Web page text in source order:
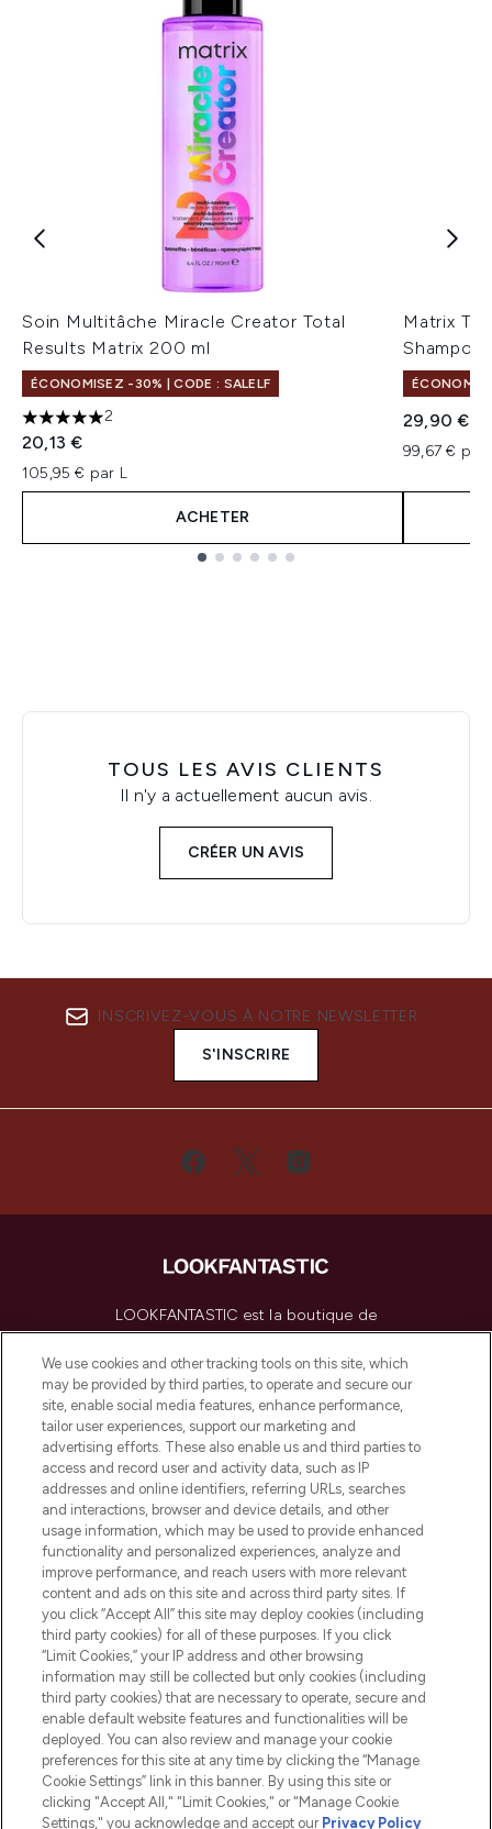
Soin Multitâche Miracle Creator Total
Results Matrix 200 ml
ÉCONOMISEZ -30% | CODE : SALELF
5 étoiles sur un maximum de 5
2
20,13 €
105,95 € par L
ACHETER
Matrix
29,90 €
99,67 € par
TOUS LES AVIS CLIENTS
Il n'y a actuellement aucun avis.
CRÉER UN AVIS
INSCRIVEZ-VOUS À NOTRE NEWSLETTER
S'INSCRIRE
LOOKFANTASTIC est la boutique de
beauté incontournable en Europe,
proposant les meilleurs produits de soins
de la peau, des cheveux et de maquillage
de plus de 200 marques prestigieuses.
Faites vos achats en ligne ou via
l’application, avec la livraison offerte dès
55€ d'achat.
Consentement aux cookies
Do Not Sell or Share My Personal
Information
AIDE ET INFORMATIONS
INFORMATIONS GÉNÉRALES
À PROPOS DE LOOKFANTASTIC
We use cookies and other tracking tools on this site, which
may be provided by third parties, to operate and secure our
site, enable social media features, enhance performance,
tailor user experiences, support our marketing and
advertising efforts. These also enable us and third parties to
access and record user and activity data, such as IP
addresses and online identifiers, referring URLs, searches
and interactions, browser and device details, and other
usage information, which may be used to provide enhanced
functionality and personalized experiences, analyze and
improve performance, and reach users with more relevant
content and ads on this site and across third party sites. If
you click “Accept All” this site may deploy cookies (including
third party cookies) for all of these purposes. If you click
“Limit Cookies,” your IP address and other browsing
information may still be collected but only cookies (including
third party cookies) that are necessary to operate, secure and
enable default website features and functionalities will be
deployed. You can also review and manage your cookie
preferences for this site at any time by clicking the “Manage
Cookie Settings” link in this banner. By using this site or
clicking "Accept All," "Limit Cookies," or "Manage Cookie
Settings," you acknowledge and accept our Privacy Policy